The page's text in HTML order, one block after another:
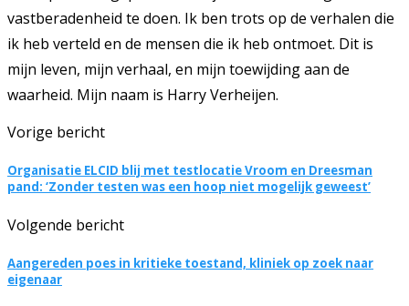
vastberadenheid te doen. Ik ben trots op de verhalen die
ik heb verteld en de mensen die ik heb ontmoet. Dit is
mijn leven, mijn verhaal, en mijn toewijding aan de
waarheid. Mijn naam is Harry Verheijen.
Vorige bericht
Organisatie ELCID blij met testlocatie Vroom en Dreesman
pand: ‘Zonder testen was een hoop niet mogelijk geweest’
Volgende bericht
Aangereden poes in kritieke toestand, kliniek op zoek naar
eigenaar